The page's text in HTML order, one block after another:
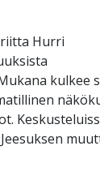
Hurri
kulkee